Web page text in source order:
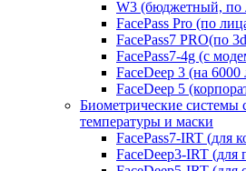
W3 (бюджетный, по
FacePass Pro (по
FacePass7 PRO(по
FacePass7-4g (с
FaceDeep 3 (на 6000
FaceDeep 5
Биометрические системы
температуры и маски
FacePass7-IRT (для
FaceDeep3-IRT (для